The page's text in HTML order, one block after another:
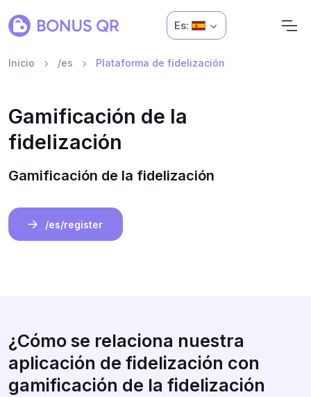
Es:
Inicio /es Plataforma de fidelización
Gamificación de la
fidelización
Gamificación de la fidelización
/es/register
¿Cómo se relaciona nuestra
aplicación de fidelización con
gamificación de la fidelización